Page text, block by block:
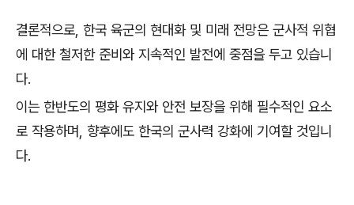
결론적으로, 한국 육군의 현대화 및 미래 전망은 군사적 위협
에 대한 철저한 준비와 지속적인 발전에 중점을 두고 있습니
다.
이는 한반도의 평화 유지와 안전 보장을 위해 필수적인 요소
로 작용하며, 향후에도 한국의 군사력 강화에 기여할 것입니
다.